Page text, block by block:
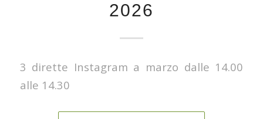
2026
3 dirette Instagram a marzo dalle 14.00
alle 14.30